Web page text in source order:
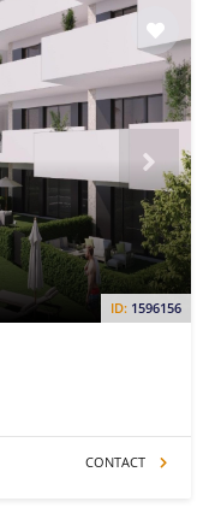
ID: 1596156
CONTACT